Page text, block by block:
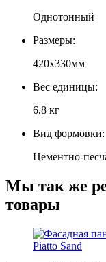
Однотонный
Размеры:
420х330мм
Вес единицы:
6,8 кг
Вид формовки:
Цементно-
Мы так же
товары